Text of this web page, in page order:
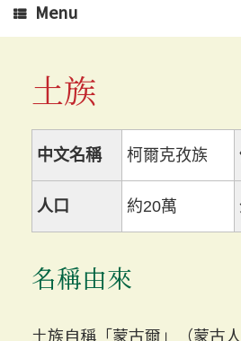
Menu
土族
中文名稱 柯爾克孜族
人口 約20萬
名稱由來
土族自稱「蒙古爾」（蒙古